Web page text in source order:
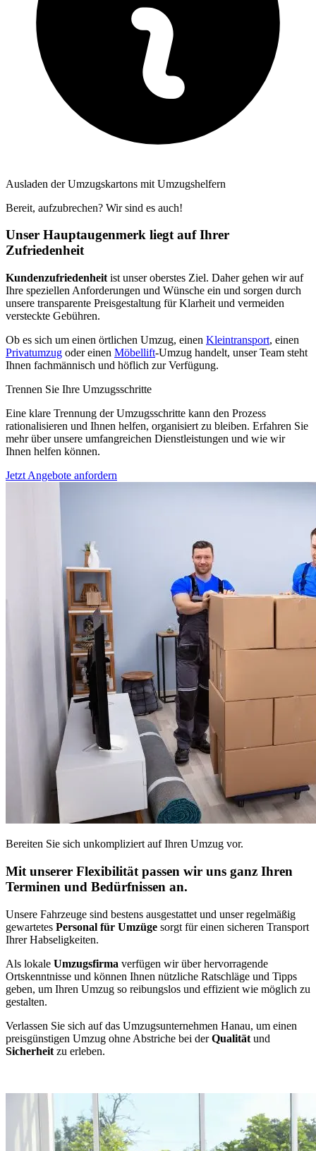
Ausladen der Umzugskartons mit Umzugshelfern
Bereit, aufzubrechen? Wir sind es auch!
Unser Hauptaugenmerk liegt auf Ihrer
Zufriedenheit
Kundenzufriedenheit ist unser oberstes Ziel. Daher gehen wir auf
Ihre speziellen Anforderungen und Wünsche ein und sorgen durch
unsere transparente Preisgestaltung für Klarheit und vermeiden
versteckte Gebühren.
Ob es sich um einen örtlichen Umzug, einen Kleintransport, einen
Privatumzug oder einen Möbellift-Umzug handelt, unser Team steht
Ihnen fachmännisch und höflich zur Verfügung.
Trennen Sie Ihre Umzugsschritte
Eine klare Trennung der Umzugsschritte kann den Prozess
rationalisieren und Ihnen helfen, organisiert zu bleiben. Erfahren Sie
mehr über unsere umfangreichen Dienstleistungen und wie wir
Ihnen helfen können.
Jetzt Angebote anfordern
Bereiten Sie sich unkompliziert auf Ihren Umzug vor.
Mit unserer Flexibilität passen wir uns ganz Ihren
Terminen und Bedürfnissen an.
Unsere Fahrzeuge sind bestens ausgestattet und unser regelmäßig
gewartetes Personal für Umzüge sorgt für einen sicheren Transport
Ihrer Habseligkeiten.
Als lokale Umzugsfirma verfügen wir über hervorragende
Ortskenntnisse und können Ihnen nützliche Ratschläge und Tipps
geben, um Ihren Umzug so reibungslos und effizient wie möglich zu
gestalten.
Verlassen Sie sich auf das Umzugsunternehmen Hanau, um einen
preisgünstigen Umzug ohne Abstriche bei derQualität und
Sicherheit zu erleben.